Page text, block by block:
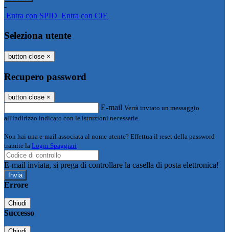
-
Entra con SPID Entra con CIE
Seleziona utente
button close ×
Recupero password
button close ×
E-mail Verrà inviato un messaggio
all'indirizzo indicato con le istruzioni necessarie.
Non hai una e-mail associata al nome utente? Effettua il reset della password
tramite la Login Spaggiari
E-mail inviata, si prega di controllare la casella di posta elettronica!
Errore
Chiudi
Successo